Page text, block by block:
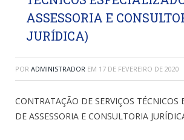
ASSESSORIA E
JURÍDICA)
POR ADMINISTRADOR EM 17 DE FEVEREIRO DE 2020
CONTRATAÇÃO DE SERVIÇOS TÉCNICOS
DE ASSESSORIA E CONSULTORIA